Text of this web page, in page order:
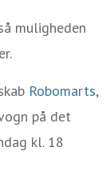
muligheden
Robomarts,
på det
kl. 18